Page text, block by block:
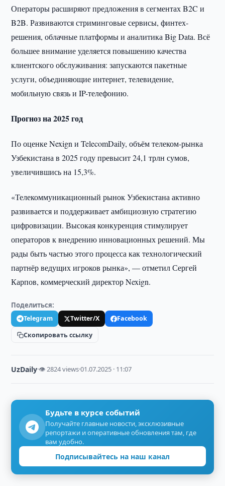
Операторы расширяют предложения в сегментах B2C и
B2B. Развиваются стриминговые сервисы, финтех-
решения, облачные платформы и аналитика Big Data. Всё
большее внимание уделяется повышению качества
клиентского обслуживания: запускаются пакетные
услуги, объединяющие интернет, телевидение,
мобильную связь и IP-телефонию.
Прогноз на 2025 год
По оценке Nexign и TelecomDaily, объём телеком-рынка
Узбекистана в 2025 году превысит 24,1 трлн сумов,
увеличившись на 15,3%.
«Телекоммуникационный рынок Узбекистана активно
развивается и поддерживает амбициозную стратегию
цифровизации. Высокая конкуренция стимулирует
операторов к внедрению инновационных решений. Мы
рады быть частью этого процесса как технологический
партнёр ведущих игроков рынка», — отметил Сергей
Карпов, коммерческий директор Nexign.
Поделиться:
Telegram Twitter/X
Facebook
Скопировать ссылку
UzDaily·👁 2824 views·01.07.2025 · 11:07
Будьте в курсе событий
Получайте главные новости, эксклюзивные
репортажи и оперативные обновления там, где
вам удобно.
Подписывайтесь на наш канал